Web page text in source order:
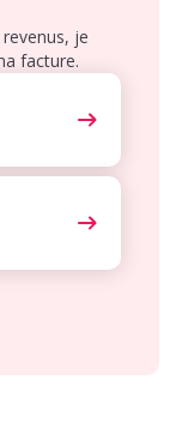
je
facture.